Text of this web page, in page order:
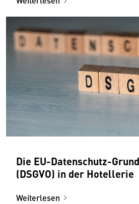
Die EU-Datenschutz-
(DSGVO) in der Hotellerie
Weiterlesen